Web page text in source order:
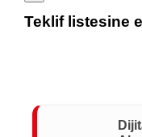
Teklif listesine